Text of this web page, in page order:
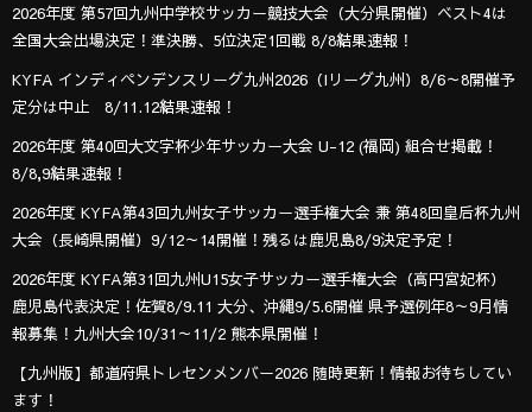
2026年度 第57回九州中学校サッカー競技大会（大分県開催）ベスト4は
全国大会出場決定！準決勝、5位決定1回戦 8/8結果速報！
KYFA インディペンデンスリーグ九州2026（Iリーグ九州）8/6～8開催予
定分は中止 8/11.12結果速報！
2026年度 第40回大文字杯少年サッカー大会 U-12 (福岡) 組合せ掲載！
8/8,9結果速報！
2026年度 KYFA第43回九州女子サッカー選手権大会 兼 第48回皇后杯九州
大会（長崎県開催）9/12～14開催！残るは鹿児島8/9決定予定！
2026年度 KYFA第31回九州U15女子サッカー選手権大会（高円宮妃杯）
鹿児島代表決定！佐賀8/9.11 大分、沖縄9/5.6開催 県予選例年8～9月情
報募集！九州大会10/31～11/2 熊本県開催！
【九州版】都道府県トレセンメンバー2026 随時更新！情報お待ちしてい
ます！